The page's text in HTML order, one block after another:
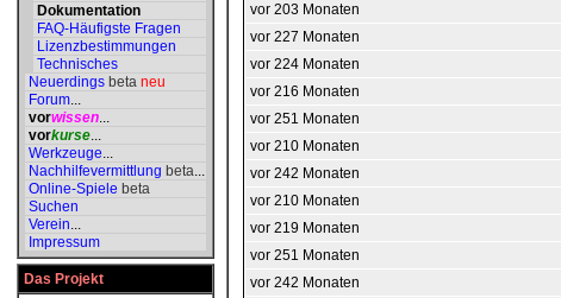
Dokumentation
FAQ-Häufigste Fragen
Lizenzbestimmungen
Technisches
Neuerdings beta neu
Forum...
vorwissen...
vorkurse...
Werkzeuge...
Nachhilfevermittlung beta...
Online-Spiele beta
Suchen
Verein...
Impressum
Das Projekt
vor 203 Monaten
vor 227 Monaten
vor 224 Monaten
vor 216 Monaten
vor 251 Monaten
vor 210 Monaten
vor 242 Monaten
vor 210 Monaten
vor 219 Monaten
vor 251 Monaten
vor 242 Monaten